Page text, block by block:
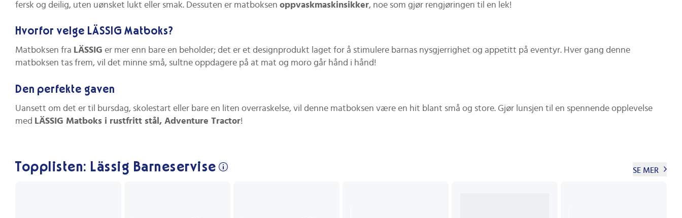
fersk og deilig, uten uønsket lukt eller smak. Dessuten er matboksen oppvaskmaskinsikker, noe som gjør rengjøringen til en lek!
Hvorfor velge LÄSSIG Matboks?
Matboksen fra LÄSSIG er mer enn bare en beholder; det er et designprodukt laget for å stimulere barnas nysgjerrighet og appetitt på eventyr. Hver gang denne
matboksen tas frem, vil det minne små, sultne oppdagere på at mat og moro går hånd i hånd!
Den perfekte gaven
Uansett om det er til bursdag, skolestart eller bare en liten overraskelse, vil denne matboksen være en hit blant små og store. Gjør lunsjen til en spennende opplevelse
med LÄSSIG Matboks i rustfritt stål, Adventure Tractor!
Topplisten: Lässig Barneservise SE MER